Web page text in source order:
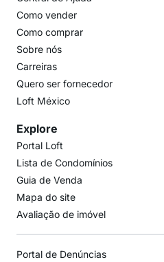
Como vender
Como comprar
Sobre nós
Carreiras
Quero ser fornecedor
Loft México
Explore
Portal Loft
Lista de Condomínios
Guia de Venda
Mapa do site
Avaliação de imóvel
Portal de Denúncias